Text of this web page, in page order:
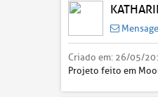
Criado em: 26/05/
Projeto feito em